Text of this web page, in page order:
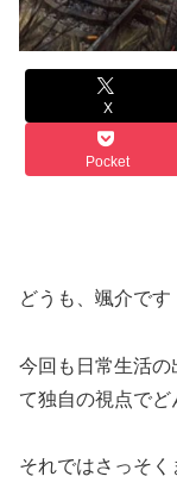
X
Pocket
どうも、颯介です
今回も日常生活
て独自の視点でど
それではさっそく